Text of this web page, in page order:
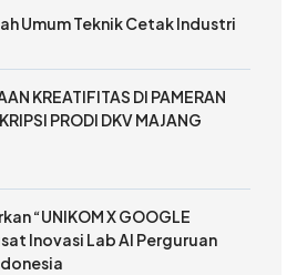
Umum Teknik Cetak Industri
KREATIFITAS DI PAMERAN
PRODI DKV MAJANG
“UNIKOM X GOOGLE
Inovasi Lab AI Perguruan